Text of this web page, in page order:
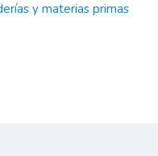
y materias primas